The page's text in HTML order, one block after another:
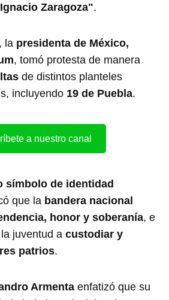
Zaragoza".
la presidenta de México,
, tomó protesta de manera
de distintos planteles
incluyendo 19 de Puebla.
a nuestro canal
símbolo de identidad
que la bandera nacional
honor y soberanía, e
juventud acustodiar y
patrios.
Armenta enfatizó que su